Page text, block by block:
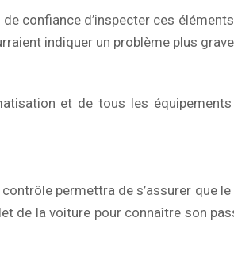
confiance d’inspecter ces
indiquer un problème plus
et de tous les
permettra de s’assurer que le
de la voiture pour connaître son